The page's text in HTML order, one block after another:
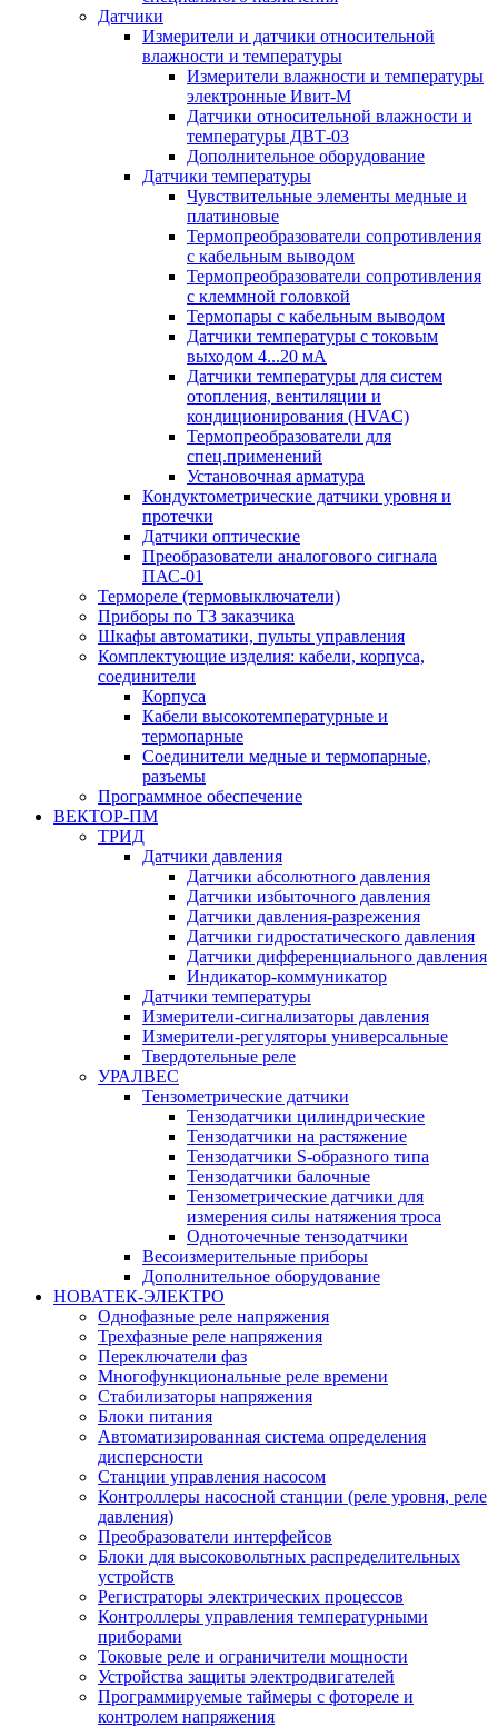
Датчики
Измерители и датчики относительной
влажности и температуры
Измерители влажности и температуры
электронные Ивит-М
Датчики относительной влажности и
температуры ДВТ-03
Дополнительное оборудование
Датчики температуры
Чувствительные элементы медные и
платиновые
Термопреобразователи сопротивления
с кабельным выводом
Термопреобразователи сопротивления
с клеммной головкой
Термопары с кабельным выводом
Датчики температуры с токовым
выходом 4...20 мА
Датчики температуры для систем
отопления, вентиляции и
кондиционирования (HVAC)
Термопреобразователи для
спец.применений
Установочная арматура
Кондуктометрические датчики уровня и
протечки
Датчики оптические
Преобразователи аналогового сигнала
ПАС-01
Термореле (термовыключатели)
Приборы по ТЗ заказчика
Шкафы автоматики, пульты управления
Комплектующие изделия: кабели, корпуса,
соединители
Корпуса
Кабели высокотемпературные и
термопарные
Соединители медные и термопарные,
разъемы
Программное обеспечение
ВЕКТОР-ПМ
ТРИД
Датчики давления
Датчики абсолютного давления
Датчики избыточного давления
Датчики давления-разрежения
Датчики гидростатического давления
Датчики дифференциального давления
Индикатор-коммуникатор
Датчики температуры
Измерители-сигнализаторы давления
Измерители-регуляторы универсальные
Твердотельные реле
УРАЛВЕС
Тензометрические датчики
Тензодатчики цилиндрические
Тензодатчики на растяжение
Тензодатчики S-образного типа
Тензодатчики балочные
Тензометрические датчики для
измерения силы натяжения троса
Одноточечные тензодатчики
Весоизмерительные приборы
Дополнительное оборудование
НОВАТЕК-ЭЛЕКТРО
Однофазные реле напряжения
Трехфазные реле напряжения
Переключатели фаз
Многофункциональные реле времени
Стабилизаторы напряжения
Блоки питания
Автоматизированная система определения
дисперсности
Станции управления насосом
Контроллеры насосной станции (реле уровня, реле
давления)
Преобразователи интерфейсов
Блоки для высоковольтных распределительных
устройств
Регистраторы электрических процессов
Контроллеры управления температурными
приборами
Токовые реле и ограничители мощности
Устройства защиты электродвигателей
Программируемые таймеры с фотореле и
контролем напряжения